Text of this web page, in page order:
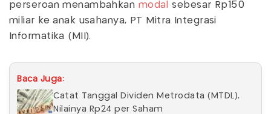
perseroan menambahkan modal
sebesar Rp150
miliar ke anak usahanya, PT Mitra Integrasi
Informatika (MII).
Baca Juga:
Catat Tanggal Dividen Metrodata (MTDL),
Nilainya Rp24 per Saham